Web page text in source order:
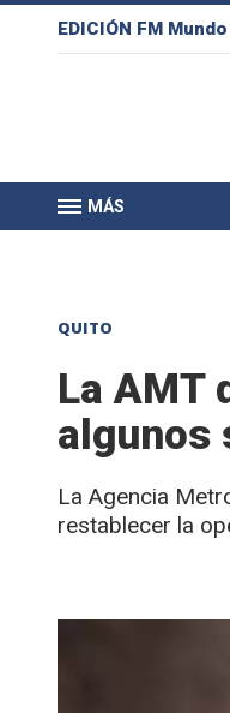
EDICIÓN FM Mundo
MÁS
QUITO
La AMT
algunos
La Agencia
restablecer la